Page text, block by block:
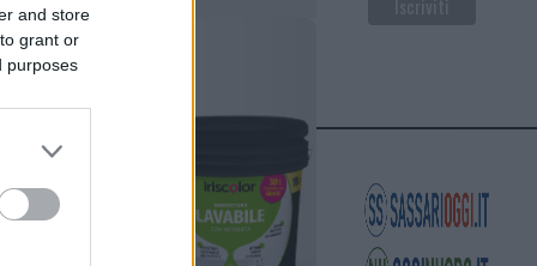
and store
grant or
purposes